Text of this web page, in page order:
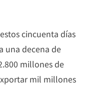
cincuenta días
una decena de
millones de
mil millones